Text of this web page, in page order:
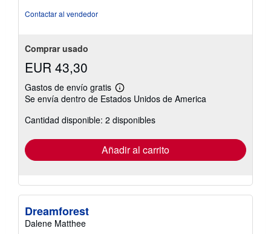
Contactar al vendedor
Comprar usado
EUR 43,30
Gastos de envío gratis
Más
información
las
tarifas
envío
Se envía dentro de Estados Unidos de America
Cantidad disponible: 2 disponibles
Añadir al carrito
Dreamforest
Dalene Matthee